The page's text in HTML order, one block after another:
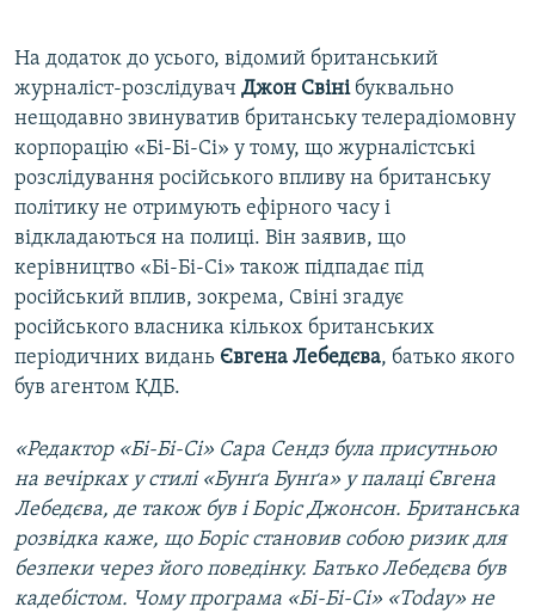
На додаток до усього, відомий британський
журналіст-розслідувач Джон Свінібуквально
нещодавно звинуватив британську телерадіомовну
корпорацію «Бі-Бі-Сі» у тому, що журналістські
розслідування російського впливу на британську
політику не отримують ефірного часу і
відкладаються на полиці. Він заявив, що
керівництво «Бі-Бі-Сі» також підпадає під
російський вплив, зокрема, Свіні згадує
російського власника кількох британських
періодичних видань Євгена Лебедєва, батько якого
був агентом КДБ.
«Редактор «Бі-Бі-Сі» Сара Сендз була присутньою
на вечірках у стилі «Бунґа Бунґа» у палаці Євгена
Лебедєва, де також був і Боріс Джонсон. Британська
розвідка каже, що Боріс становив собою ризик для
безпеки через його поведінку. Батько Лебедєва був
кадебістом. Чому програма «Бі-Бі-Сі» «Today» не